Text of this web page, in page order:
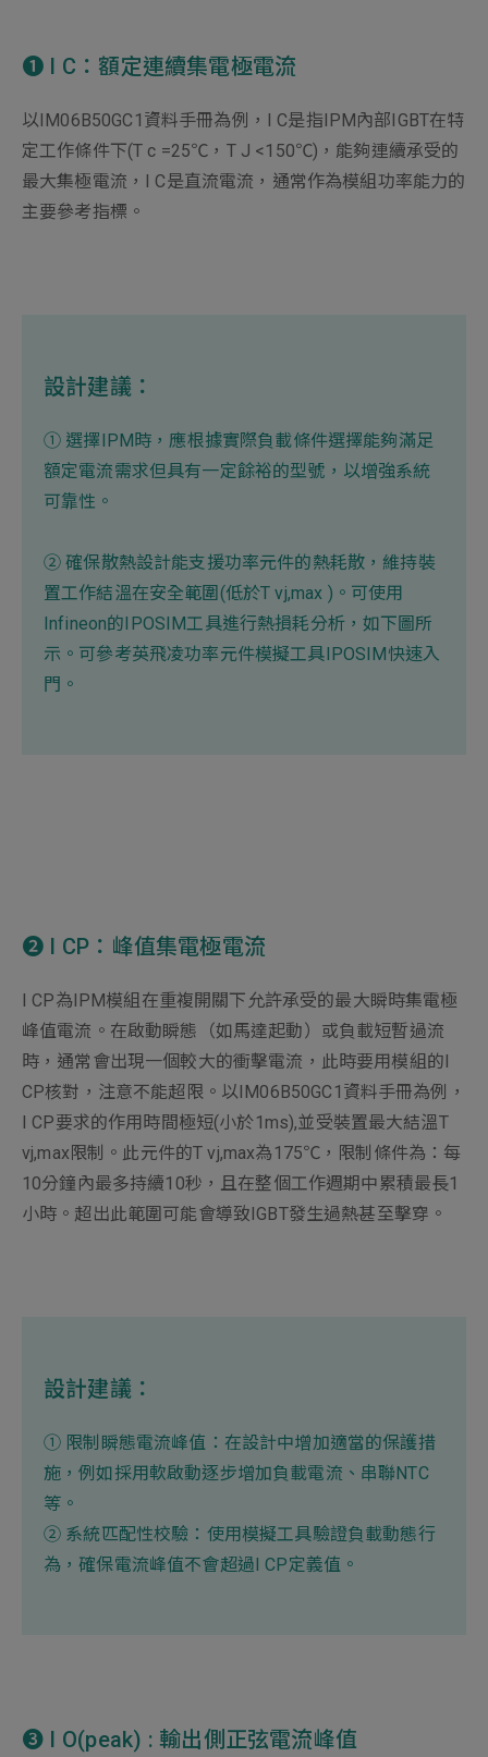
➊ I C：額定連續集電極電流
以IM06B50GC1資料手冊為例，I C是指IPM內部IGBT在特
定工作條件下(T c =25℃，T J <150℃)，能夠連續承受的
最大集極電流，I C是直流電流，通常作為模組功率能力的
主要參考指標。
設計建議：
① 選擇IPM時，應根據實際負載條件選擇能夠滿足
額定電流需求但具有一定餘裕的型號，以增強系統
可靠性。
② 確保散熱設計能支援功率元件的熱耗散，維持裝
置工作結溫在安全範圍(低於T vj,max )。可使用
Infineon的IPOSIM工具進行熱損耗分析，如下圖所
示。可參考英飛凌功率元件模擬工具IPOSIM快速入
門 。
➋ I CP：峰值集電極電流
I CP為IPM模組在重複開關下允許承受的最大瞬時集電極
峰值電流。在啟動瞬態（如馬達起動）或負載短暫過流
時，通常會出現一個較大的衝擊電流，此時要用模組的I
CP核對，注意不能超限。以IM06B50GC1資料手冊為例，
I CP要求的作用時間極短(小於1ms),並受裝置最大結溫T
vj,max限制。此元件的T vj,max為175℃，限制條件為：每
10分鐘內最多持續10秒，且在整個工作週期中累積最長1
小時。超出此範圍可能會導致IGBT發生過熱甚至擊穿。
設計建議：
① 限制瞬態電流峰值：在設計中增加適當的保護措
施，例如採用軟啟動逐步增加負載電流、串聯NTC
等。
② 系統匹配性校驗：使用模擬工具驗證負載動態行
為，確保電流峰值不會超過I CP定義值。
➌ I O(peak) : 輸出側正弦電流峰值